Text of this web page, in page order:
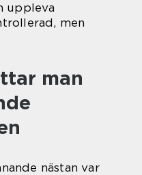
uppleva
men
man
nästan var